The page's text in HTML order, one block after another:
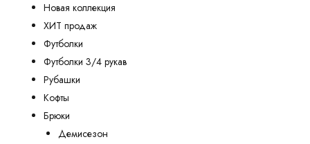
Новая коллекция
ХИТ продаж
Футболки
Футболки 3/4 рукав
Рубашки
Кофты
Брюки
Демисезон